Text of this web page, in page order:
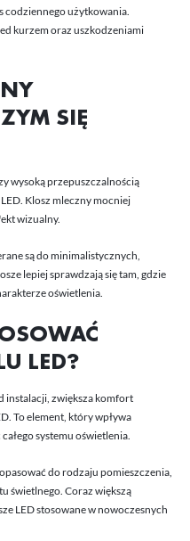
codziennego użytkowania.
kurzem oraz uszkodzeniami
SIĘ
wysoką przepuszczalnością
Klosz mleczny mocniej
wizualny.
są do minimalistycznych,
lepiej sprawdzają się tam, gdzie
oświetlenia.
LED?
instalacji, zwiększa komfort
To element, który wpływa
systemu oświetlenia.
do rodzaju pomieszczenia,
świetlnego. Coraz większą
LED stosowane w nowoczesnych